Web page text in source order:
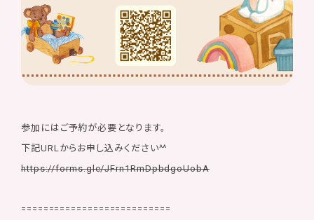
参加にはご予約が必要となります。
下記URLからお申し込みください^^
https://forms.gle/JFrn1RmDpbdgoUobA
===========================